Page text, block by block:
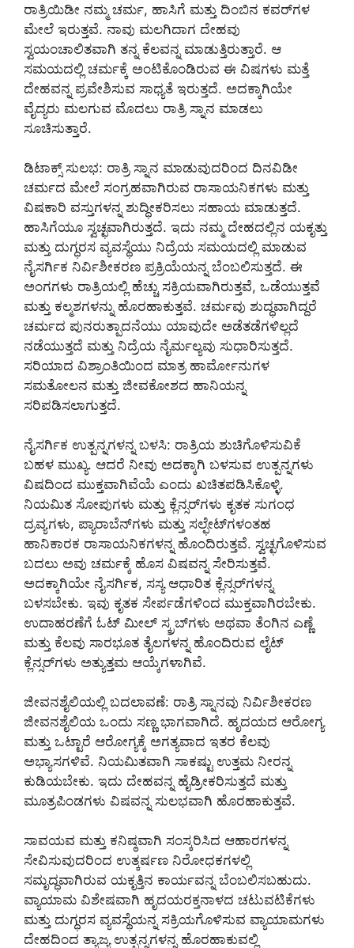
ರಾತ್ರಿಯಿಡೀ ನಮ್ಮ ಚರ್ಮ, ಹಾಸಿಗೆ ಮತ್ತು ದಿಂಬಿನ ಕವರ್‌ಗಳ
ಮೇಲೆ ಇರುತ್ತವೆ. ನಾವು ಮಲಗಿದಾಗ ದೇಹವು
ಸ್ವಯಂಚಾಲಿತವಾಗಿ ತನ್ನ ಕೆಲವನ್ನ ಮಾಡುತ್ತಿರುತ್ತಾರೆ. ಆ
ಸಮಯದಲ್ಲಿ ಚರ್ಮಕ್ಕೆ ಅಂಟಿಕೊಂಡಿರುವ ಈ ವಿಷಗಳು ಮತ್ತೆ
ದೇಹವನ್ನ ಪ್ರವೇಶಿಸುವ ಸಾಧ್ಯತೆ ಇರುತ್ತದೆ. ಅದಕ್ಕಾಗಿಯೇ
ವೈದ್ಯರು ಮಲಗುವ ಮೊದಲು ರಾತ್ರಿ ಸ್ನಾನ ಮಾಡಲು
ಸೂಚಿಸುತ್ತಾರೆ.
ಡಿಟಾಕ್ಸ್ ಸುಲಭ: ರಾತ್ರಿ ಸ್ನಾನ ಮಾಡುವುದರಿಂದ ದಿನವಿಡೀ
ಚರ್ಮದ ಮೇಲೆ ಸಂಗ್ರಹವಾಗಿರುವ ರಾಸಾಯನಿಕಗಳು ಮತ್ತು
ವಿಷಕಾರಿ ವಸ್ತುಗಳನ್ನ ಶುದ್ಧೀಕರಿಸಲು ಸಹಾಯ ಮಾಡುತ್ತದೆ.
ಹಾಸಿಗೆಯೂ ಸ್ವಚ್ಛವಾಗಿರುತ್ತದೆ. ಇದು ನಮ್ಮ ದೇಹದಲ್ಲಿನ ಯಕೃತ್ತು
ಮತ್ತು ದುಗ್ಧರಸ ವ್ಯವಸ್ಥೆಯು ನಿದ್ರೆಯ ಸಮಯದಲ್ಲಿ ಮಾಡುವ
ನೈಸರ್ಗಿಕ ನಿರ್ವಿಶೀಕರಣ ಪ್ರಕ್ರಿಯೆಯನ್ನ ಬೆಂಬಲಿಸುತ್ತದೆ. ಈ
ಅಂಗಗಳು ರಾತ್ರಿಯಲ್ಲಿ ಹೆಚ್ಚು ಸಕ್ರಿಯವಾಗಿರುತ್ತವೆ, ಒಡೆಯುತ್ತವೆ
ಮತ್ತು ಕಲ್ಮಶಗಳನ್ನು ಹೊರಹಾಕುತ್ತವೆ. ಚರ್ಮವು ಶುದ್ಧವಾಗಿದ್ದರೆ
ಚರ್ಮದ ಪುನರುತ್ಪಾದನೆಯು ಯಾವುದೇ ಅಡೆತಡೆಗಳಿಲ್ಲದೆ
ನಡೆಯುತ್ತದೆ ಮತ್ತು ನಿದ್ರೆಯ ನೈರ್ಮಲ್ಯವು ಸುಧಾರಿಸುತ್ತದೆ.
ಸರಿಯಾದ ವಿಶ್ರಾಂತಿಯಿಂದ ಮಾತ್ರ ಹಾರ್ಮೋನುಗಳ
ಸಮತೋಲನ ಮತ್ತು ಜೀವಕೋಶದ ಹಾನಿಯನ್ನ
ಸರಿಪಡಿಸಲಾಗುತ್ತದೆ.
ನೈಸರ್ಗಿಕ ಉತ್ಪನ್ನಗಳನ್ನ ಬಳಸಿ: ರಾತ್ರಿಯ ಶುಚಿಗೊಳಿಸುವಿಕೆ
ಬಹಳ ಮುಖ್ಯ. ಆದರೆ ನೀವು ಅದಕ್ಕಾಗಿ ಬಳಸುವ ಉತ್ಪನ್ನಗಳು
ವಿಷದಿಂದ ಮುಕ್ತವಾಗಿವೆಯೆ ಎಂದು ಖಚಿತಪಡಿಸಿಕೊಳ್ಳಿ.
ನಿಯಮಿತ ಸೋಪುಗಳು ಮತ್ತು ಕ್ಲೆನ್ಸರ್‌ಗಳು ಕೃತಕ ಸುಗಂಧ
ದ್ರವ್ಯಗಳು, ಪ್ಯಾರಾಬೆನ್‌ಗಳು ಮತ್ತು ಸಲ್ಫೇಟ್‌ಗಳಂತಹ
ಹಾನಿಕಾರಕ ರಾಸಾಯನಿಕಗಳನ್ನ ಹೊಂದಿರುತ್ತವೆ. ಸ್ವಚ್ಛಗೊಳಿಸುವ
ಬದಲು ಅವು ಚರ್ಮಕ್ಕೆ ಹೊಸ ವಿಷವನ್ನ ಸೇರಿಸುತ್ತವೆ.
ಅದಕ್ಕಾಗಿಯೇ ನೈಸರ್ಗಿಕ, ಸಸ್ಯ ಆಧಾರಿತ ಕ್ಲೆನ್ಸರ್‌ಗಳನ್ನ
ಬಳಸಬೇಕು. ಇವು ಕೃತಕ ಸೇರ್ಪಡೆಗಳಿಂದ ಮುಕ್ತವಾಗಿರಬೇಕು.
ಉದಾಹರಣೆಗೆ ಓಟ್ ಮೀಲ್ ಸ್ಕ್ರಬ್‌ಗಳು ಅಥವಾ ತೆಂಗಿನ ಎಣ್ಣೆ
ಮತ್ತು ಕೆಲವು ಸಾರಭೂತ ತೈಲಗಳನ್ನ ಹೊಂದಿರುವ ಲೈಟ್
ಕ್ಲೆನ್ಸರ್‌ಗಳು ಅತ್ಯುತ್ತಮ ಆಯ್ಕೆಗಳಾಗಿವೆ.
ಜೀವನಶೈಲಿಯಲ್ಲಿ ಬದಲಾವಣೆ: ರಾತ್ರಿ ಸ್ನಾನವು ನಿರ್ವಿಶೀಕರಣ
ಜೀವನಶೈಲಿಯ ಒಂದು ಸಣ್ಣ ಭಾಗವಾಗಿದೆ. ಹೃದಯದ ಆರೋಗ್ಯ
ಮತ್ತು ಒಟ್ಟಾರೆ ಆರೋಗ್ಯಕ್ಕೆ ಅಗತ್ಯವಾದ ಇತರ ಕೆಲವು
ಅಭ್ಯಾಸಗಳಿವೆ. ನಿಯಮಿತವಾಗಿ ಸಾಕಷ್ಟು ಉತ್ತಮ ನೀರನ್ನ
ಕುಡಿಯಬೇಕು. ಇದು ದೇಹವನ್ನ ಹೈಡ್ರೀಕರಿಸುತ್ತದೆ ಮತ್ತು
ಮೂತ್ರಪಿಂಡಗಳು ವಿಷವನ್ನ ಸುಲಭವಾಗಿ ಹೊರಹಾಕುತ್ತವೆ.
ಸಾವಯವ ಮತ್ತು ಕನಿಷ್ಠವಾಗಿ ಸಂಸ್ಕರಿಸಿದ ಆಹಾರಗಳನ್ನ
ಸೇವಿಸುವುದರಿಂದ ಉತ್ಕರ್ಷಣ ನಿರೋಧಕಗಳಲ್ಲಿ
ಸಮೃದ್ಧವಾಗಿರುವ ಯಕೃತ್ತಿನ ಕಾರ್ಯವನ್ನ ಬೆಂಬಲಿಸಬಹುದು.
ವ್ಯಾಯಾಮ ವಿಶೇಷವಾಗಿ ಹೃದಯರಕ್ತನಾಳದ ಚಟುವಟಿಕೆಗಳು
ಮತ್ತು ದುಗ್ಧರಸ ವ್ಯವಸ್ಥೆಯನ್ನ ಸಕ್ರಿಯಗೊಳಿಸುವ ವ್ಯಾಯಾಮಗಳು
ದೇಹದಿಂದ ತ್ಯಾಜ್ಯ ಉತ್ಪನ್ನಗಳನ್ನ ಹೊರಹಾಕುವಲ್ಲಿ